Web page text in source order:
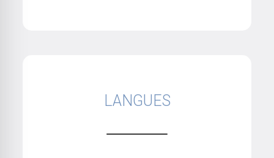
LANGUES